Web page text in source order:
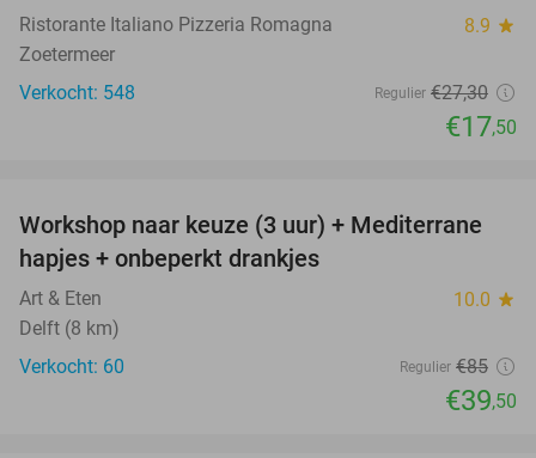
Ristorante Italiano Pizzeria Romagna 8.9 star
Zoetermeer
Verkocht: 548
Regulier €27,30
€17,50
54%
Workshop naar keuze (3 uur) + Mediterrane
hapjes + onbeperkt drankjes
Art & Eten 10.0 star
Delft (8 km)
Verkocht: 60
Regulier €85
€39,50